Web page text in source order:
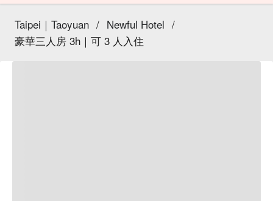
Taipei｜Taoyuan / Newful Hotel /
豪華三人房 3h｜可 3 人入住